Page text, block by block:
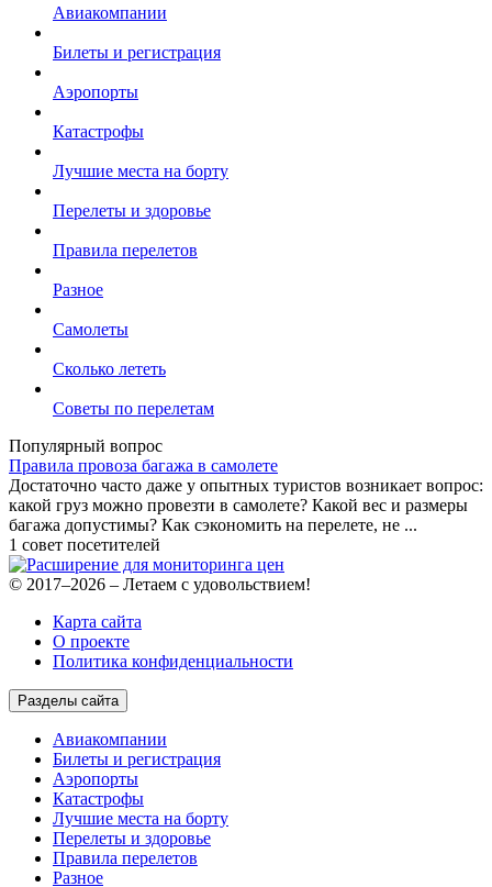
Авиакомпании
Билеты и регистрация
Аэропорты
Катастрофы
Лучшие места на борту
Перелеты и здоровье
Правила перелетов
Разное
Самолеты
Сколько лететь
Советы по перелетам
Популярный вопрос
Правила провоза багажа в самолете
Достаточно часто даже у опытных туристов возникает вопрос:
какой груз можно провезти в самолете? Какой вес и размеры
багажа допустимы? Как сэкономить на перелете, не ...
1 совет посетителей
© 2017–2026 – Летаем с удовольствием!
Карта сайта
О проекте
Политика конфиденциальности
Разделы сайта
Авиакомпании
Билеты и регистрация
Аэропорты
Катастрофы
Лучшие места на борту
Перелеты и здоровье
Правила перелетов
Разное